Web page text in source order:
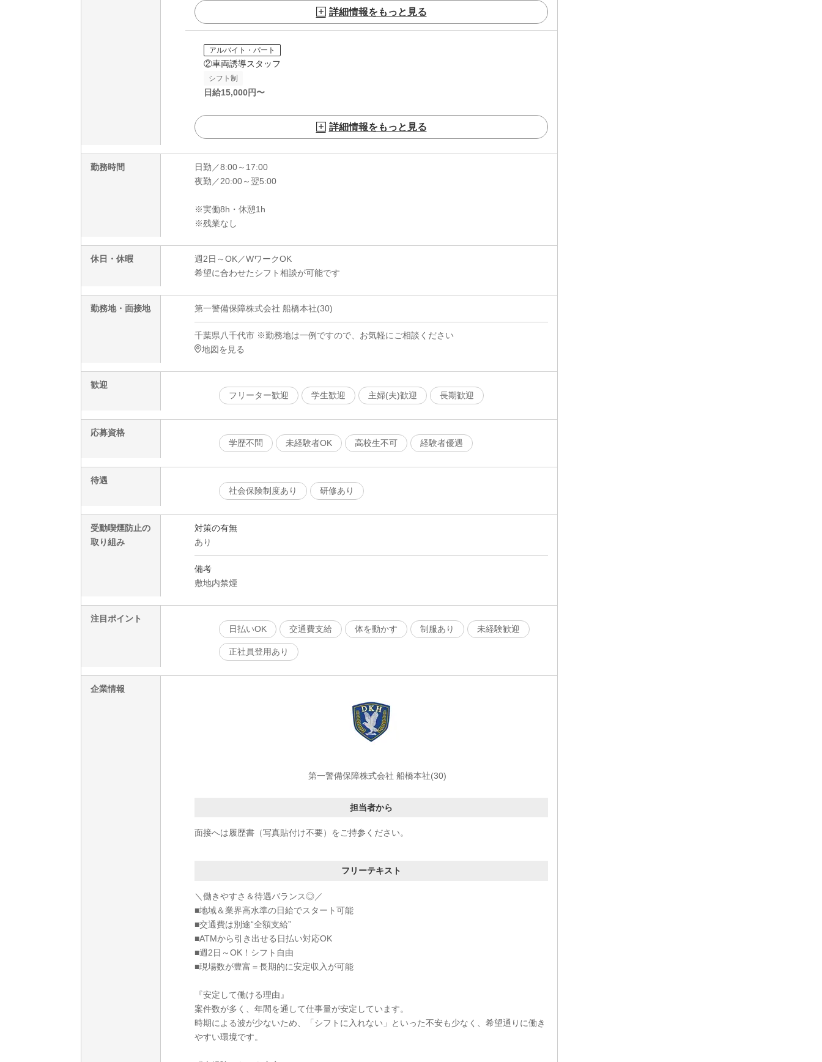
詳細情報をもっと見る
アルバイト・パート
②車両誘導スタッフ
シフト制
日給15,000円〜
詳細情報をもっと見る
勤務時間
日勤／8:00～17:00
夜勤／20:00～翌5:00
※実働8h・休憩1h
※残業なし
休日・休暇
週2日～OK／WワークOK
希望に合わせたシフト相談が可能です
勤務地・面接地 第一警備保障株式会社 船橋本社(30)
千葉県八千代市 ※勤務地は一例ですので、お気軽にご相談ください
地図を見る
歓迎
フリーター歓迎
学生歓迎 主婦(夫)歓迎 長期歓迎
応募資格
学歴不問
未経験者OK 高校生不可 経験者優遇
待遇
社会保険制度あり
研修あり
受動喫煙防止の
取り組み
対策の有無
あり
備考
敷地内禁煙
注目ポイント
日払いOK
交通費支給 体を動かす 制服あり 未経験歓迎
正社員登用あり
企業情報
第一警備保障株式会社 船橋本社(30)
担当者から
面接へは履歴書（写真貼付け不要）をご持参ください。
フリーテキスト
＼働きやすさ＆待遇バランス◎／
■地域＆業界高水準の日給でスタート可能
■交通費は別途“全額支給”
■ATMから引き出せる日払い対応OK
■週2日～OK！シフト自由
■現場数が豊富＝長期的に安定収入が可能
『安定して働ける理由』
案件数が多く、年間を通して仕事量が安定しています。
時期による波が少ないため、「シフトに入れない」といった不安も少なく、希望通りに働き
やすい環境です。